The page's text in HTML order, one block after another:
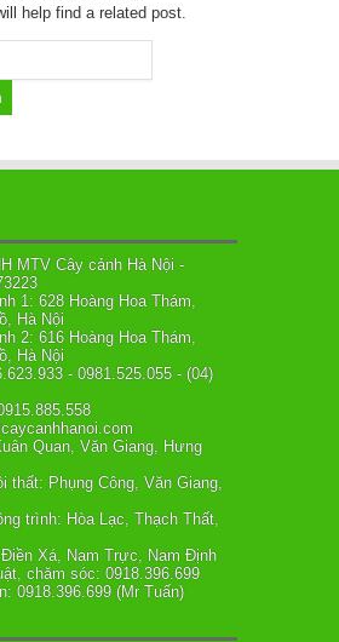
help find a related post.
MTV Cây cảnh Hà Nội -
1: 628 Hoàng Hoa Thám,
Hà Nội
2: 616 Hoàng Hoa Thám,
Hà Nội
- 0981.525.055 - (04)
Quan, Văn Giang, Hưng
thất: Phụng Công, Văn Giang,
trình: Hòa Lạc, Thạch Thất,
Xá, Nam Trực, Nam Định
chăm sóc: 0918.396.699
0918.396.699 (Mr Tuấn)